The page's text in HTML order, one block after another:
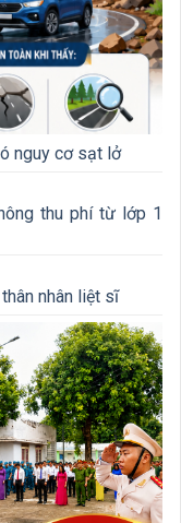
nguy cơ sạt lở
thu phí từ lớp 1
nhân liệt sĩ